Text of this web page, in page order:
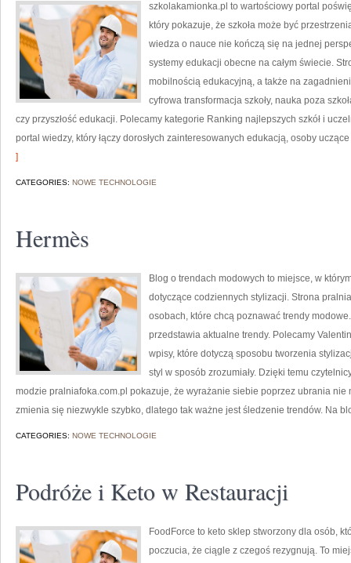
szkolakamionka.pl to wartościowy portal
który pokazuje, że szkoła może być
wiedza o nauce nie kończą się na jednej
systemy edukacji obecne na całym świecie.
mobilnością edukacyjną, a także na
cyfrowa transformacja szkoły, nauka poza
czy przyszłość edukacji. Polecamy kategorie Ranking najlepszych szkół i
portal wiedzy, który łączy dorosłych zainteresowanych edukacją, osoby
]
CATEGORIES: NOWE TECHNOLOGIE
Hermès
Blog o trendach modowych to miejsce, w
dotyczące codziennych stylizacji. Strona
osobach, które chcą poznawać trendy
przedstawia aktualne trendy. Polecamy
wpisy, które dotyczą sposobu tworzenia
styl w sposób zrozumiały. Dzięki temu
modzie pralniafoka.com.pl pokazuje, że wyrażanie siebie poprzez ubrania
zmienia się niezwykle szybko, dlatego tak ważne jest śledzenie trendów. Na
CATEGORIES: NOWE TECHNOLOGIE
Podróże i Keto w Restauracji
FoodForce to keto sklep stworzony dla osób,
poczucia, że ciągle z czegoś rezygnują. To